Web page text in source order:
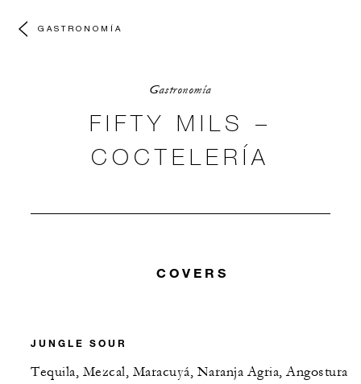
GASTRONOMÍA
Gastronomía
FIFTY MILS –
COCTELERÍA
COVERS
JUNGLE SOUR
Tequila, Mezcal, Maracuyá, Naranja Agria, Angostura